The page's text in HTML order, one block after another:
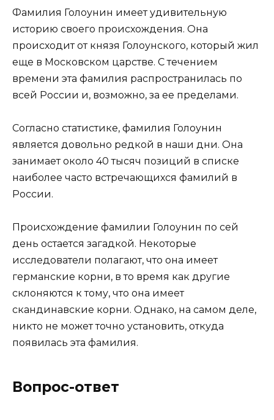
Фамилия Голоунин имеет удивительную
историю своего происхождения. Она
происходит от князя Голоунского, который жил
еще в Московском царстве. С течением
времени эта фамилия распространилась по
всей России и, возможно, за ее пределами.
Согласно статистике, фамилия Голоунин
является довольно редкой в наши дни. Она
занимает около 40 тысяч позиций в списке
наиболее часто встречающихся фамилий в
России.
Происхождение фамилии Голоунин по сей
день остается загадкой. Некоторые
исследователи полагают, что она имеет
германские корни, в то время как другие
склоняются к тому, что она имеет
скандинавские корни. Однако, на самом деле,
никто не может точно установить, откуда
появилась эта фамилия.
Вопрос-ответ